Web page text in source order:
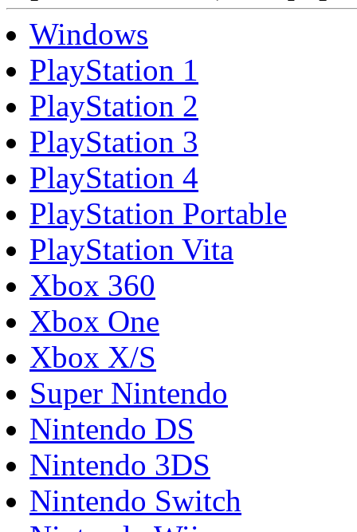
Windows
PlayStation 1
PlayStation 2
PlayStation 3
PlayStation 4
PlayStation Portable
PlayStation Vita
Xbox 360
Xbox One
Xbox X/S
Super Nintendo
Nintendo DS
Nintendo 3DS
Nintendo Switch